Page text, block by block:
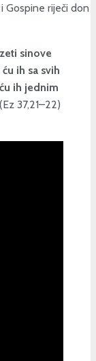
Gospine riječi don
sinove
ih sa svih
ih jednim
(Ez 37,21–22)